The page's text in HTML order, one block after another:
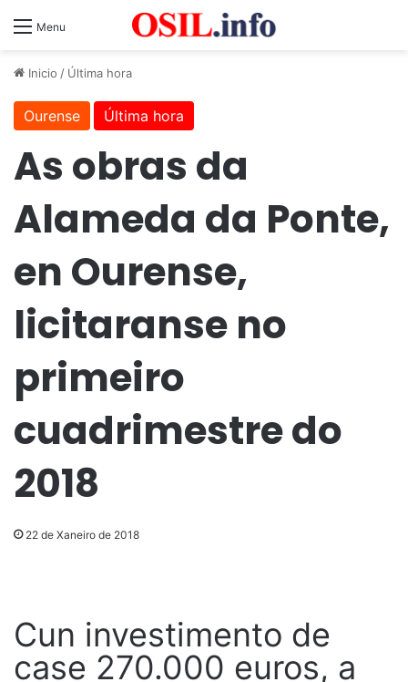
Menu
Inicio / Última hora
Ourense Última hora
As obras da
Alameda da Ponte,
en Ourense,
licitaranse no
primeiro
cuadrimestre do
2018
22 de Xaneiro de 2018
Cun investimento de
case 270.000 euros, a